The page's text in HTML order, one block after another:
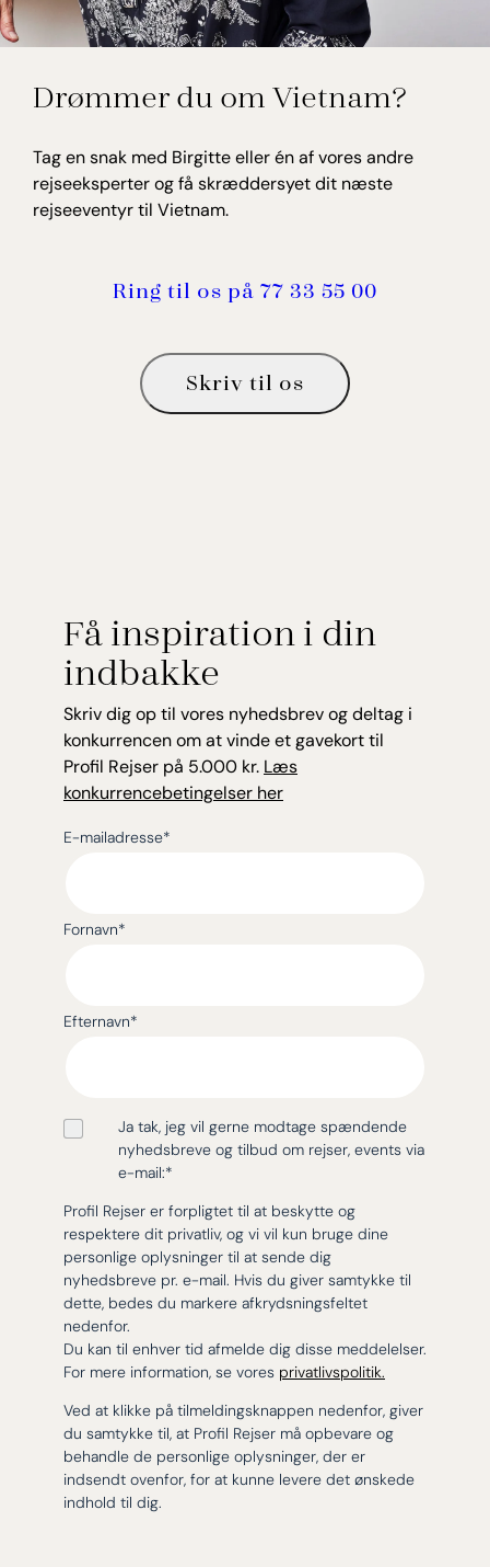
Birgitte Willumsen
Drømmer du om Vietnam?
Tag en snak med Birgitte eller én af vores andre
rejseeksperter og få skræddersyet dit næste
rejseeventyr til Vietnam.
Ring til os på 77 33 55 00
Skriv til os
Få inspiration i din
indbakke
Skriv dig op til vores nyhedsbrev og deltag i
konkurrencen om at vinde et gavekort til
Profil Rejser på 5.000 kr. Læs
konkurrencebetingelser her
E-mailadresse*
Fornavn*
Efternavn*
Ja tak, jeg vil gerne modtage spændende
nyhedsbreve og tilbud om rejser, events via
e-mail:*
Profil Rejser er forpligtet til at beskytte og
respektere dit privatliv, og vi vil kun bruge dine
personlige oplysninger til at sende dig
nyhedsbreve pr. e-mail. Hvis du giver samtykke til
dette, bedes du markere afkrydsningsfeltet
nedenfor.
Du kan til enhver tid afmelde dig disse meddelelser.
For mere information, se vores privatlivspolitik.
Ved at klikke på tilmeldingsknappen nedenfor, giver
du samtykke til, at Profil Rejser må opbevare og
behandle de personlige oplysninger, der er
indsendt ovenfor, for at kunne levere det ønskede
indhold til dig.